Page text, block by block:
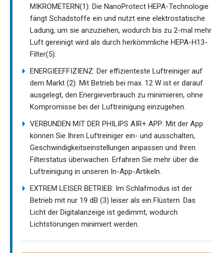
MIKROMETERN(1): Die NanoProtect HEPA-Technologie
fängt Schadstoffe ein und nutzt eine elektrostatische
Ladung, um sie anzuziehen, wodurch bis zu 2-mal mehr
Luft gereinigt wird als durch herkömmliche HEPA-H13-
Filter(5).
ENERGIEEFFIZIENZ: Der effizienteste Luftreiniger auf
dem Markt (2). Mit Betrieb bei max. 12 W ist er darauf
ausgelegt, den Energieverbrauch zu minimieren, ohne
Kompromisse bei der Luftreinigung einzugehen.
VERBUNDEN MIT DER PHILIPS AIR+ APP: Mit der App
können Sie Ihren Luftreiniger ein- und ausschalten,
Geschwindigkeitseinstellungen anpassen und Ihren
Filterstatus überwachen. Erfahren Sie mehr über die
Luftreinigung in unseren In-App-Artikeln.
EXTREM LEISER BETRIEB: Im Schlafmodus ist der
Betrieb mit nur 19 dB (3) leiser als ein Flüstern. Das
Licht der Digitalanzeige ist gedimmt, wodurch
Lichtstörungen minimiert werden.